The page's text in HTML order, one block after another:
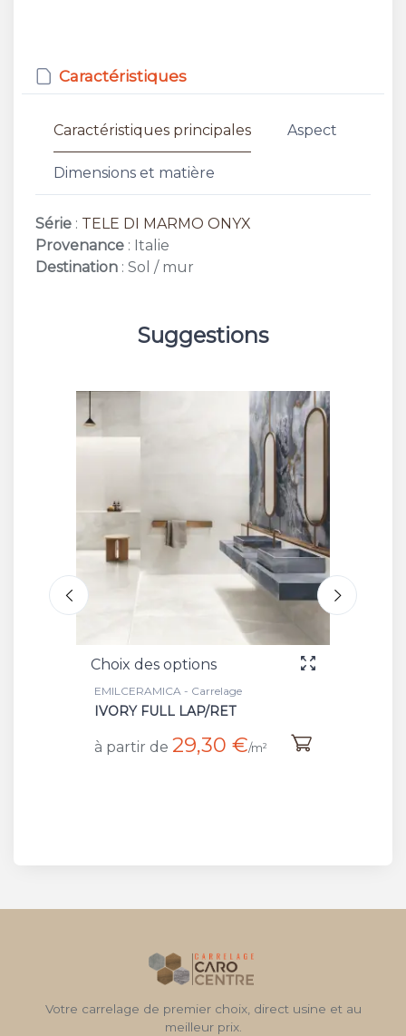
Caractéristiques
Caractéristiques principales Aspect
Dimensions et matière
Série : TELE DI MARMO ONYX
Provenance : Italie
Destination : Sol / mur
Suggestions
Choix des options
EMILCERAMICA - Carrelage
IVORY SILKTECH/RET
à partir de 20,90 € /m²
Votre carrelage de premier choix, direct usine et au
meilleur prix.